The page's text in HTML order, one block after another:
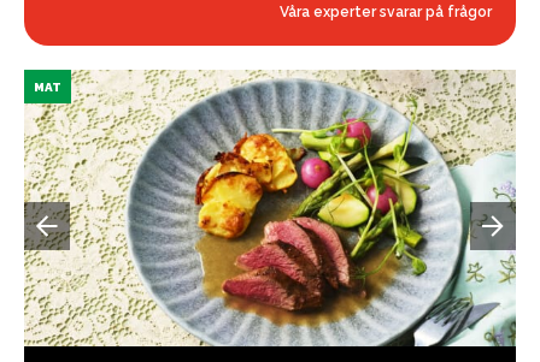
Våra experter svarar på frågor
MAT